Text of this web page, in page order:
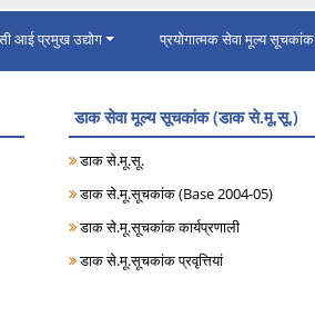
आई प्रमुख उद्योग प्रयोगात्मक सेवा मूल्य सूचकांक
डाक सेवा मूल्‍य सूचकांक (डाक से.मू.सू.)
डाक से.मू.सू.
डाक से.मू.सूचकांक (Base 2004-05)
डाक से.मू.सूचकांक कार्यप्रणाली
डाक से.मू.सूचकांक प्रवृत्तियां